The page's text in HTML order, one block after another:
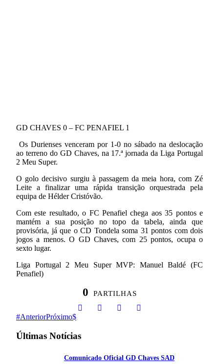
GD CHAVES 0 – FC PENAFIEL 1
Os Durienses venceram por 1-0 no sábado na deslocação
ao terreno do GD Chaves, na 17.ª jornada da Liga Portugal
2 Meu Super.
O golo decisivo surgiu à passagem da meia hora, com Zé
Leite a finalizar uma rápida transição orquestrada pela
equipa de Hélder Cristóvão.
Com este resultado, o FC Penafiel chega aos 35 pontos e
mantém a sua posição no topo da tabela, ainda que
provisória, já que o CD Tondela soma 31 pontos com dois
jogos a menos. O GD Chaves, com 25 pontos, ocupa o
sexto lugar.
Liga Portugal 2 Meu Super MVP: Manuel Baldé (FC
Penafiel)
0 PARTILHAS
AnteriorPróximo
Últimas Notícias
Comunicado Oficial GD Chaves SAD